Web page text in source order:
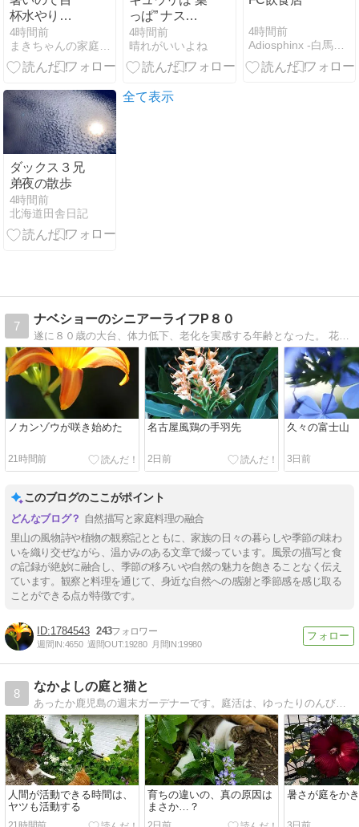
杯水やり
(2026.08.08）
4時間前
まきちゃんの家庭菜園
っぱ” ナス
は”剪定” 秋の
準備は何す
る？
4時間前
晴れがいいよね
4時間前
Adiosphinx -白馬の森での生活-
ダックス３兄
弟夜の散歩
4時間前
北海道田舎日記
全て表示
7
ナベショーのシニアーライフP８０
遂に８０歳の大台、体力低下、老化を実感する年齢となった。 花の写真、菜園、養蜂、料理 、ウオーキングなど楽しむ日々の生活
ノカンゾウが咲き始めた
21時間前
名古屋風鶏の手羽先
2日前
久々の富士山
3日前
このブログのここがポイント
自然描写と家庭料理の融合
里山の風物詩や植物の観察記とともに、家族の日々の暮らしや季節の味わ
いを織り交ぜながら、温かみのある文章で綴っています。風景の描写と食
の記録が絶妙に融合し、季節の移ろいや自然の魅力を飽きることなく伝え
ています。観察と料理を通じて、身近な自然への感謝と季節感を感じ取る
ことができる点が特徴です。
1784543 243
週間IN:4650 週間OUT:19280 月間IN:19980
8
なかよしの庭と猫と
あったか鹿児島の週末ガーデナーです。庭活は、ゆったりのんびり美しく、が理想ですが、現実はなかなか厳しいですね。愛猫２匹がほぼ毎日可愛く登場します！よろしくお願いします。
人間が活動できる時間は、
ヤツも活動する
育ちの違いの、真の原因は
まさか…？
暑さが庭をか